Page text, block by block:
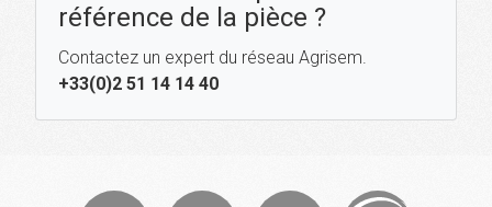
référence de la pièce ?
Contactez un expert du réseau Agrisem.
+33(0)2 51 14 14 40